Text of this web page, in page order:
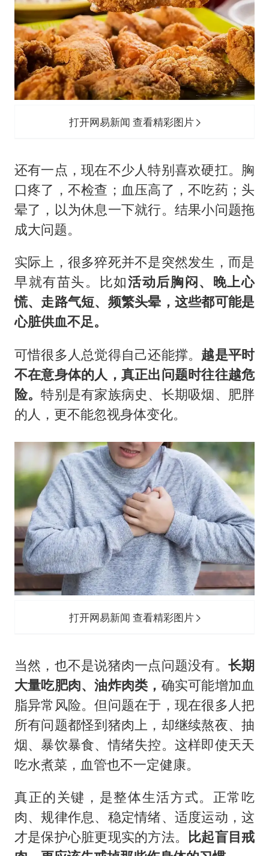
打开网易新闻 查看精彩图片
还有一点，现在不少人特别喜欢硬扛。胸
口疼了，不检查；血压高了，不吃药；头
晕了，以为休息一下就行。结果小问题拖
成大问题。
实际上，很多猝死并不是突然发生，而是
早就有苗头。比如活动后胸闷、晚上心
慌、走路气短、频繁头晕，这些都可能是
心脏供血不足。
可惜很多人总觉得自己还能撑。 越是平时
不在意身体的人，真正出问题时往往越危
险。特别是有家族病史、长期吸烟、肥胖
的人，更不能忽视身体变化。
打开网易新闻 查看精彩图片
当然，也不是说猪肉一点问题没有。 长期
大量吃肥肉、油炸肉类， 确实可能增加血
脂异常风险。但问题在于，现在很多人把
所有问题都怪到猪肉上，却继续熬夜、抽
烟、暴饮暴食、情绪失控。这样即使天天
吃水煮菜，血管也不一定健康。
真正的关键，是整体生活方式。正常吃
肉、规律作息、稳定情绪、适度运动，这
才是保护心脏更现实的方法。 比起盲目戒